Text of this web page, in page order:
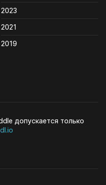
2023
2021
2019
допускается только